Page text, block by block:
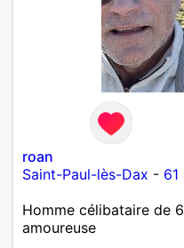
roan
Saint-Paul-lès-Dax - 61
Homme célibataire de
amoureuse